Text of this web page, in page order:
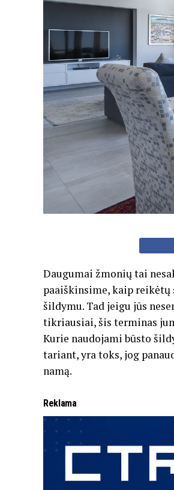
Daugumai žmonių tai
paaiškinsime, kaip
šildymu. Tad jeigu jūs
tikriausiai, šis terminas
Kurie naudojami būsto
tariant, yra toks, jog
namą.
Reklama